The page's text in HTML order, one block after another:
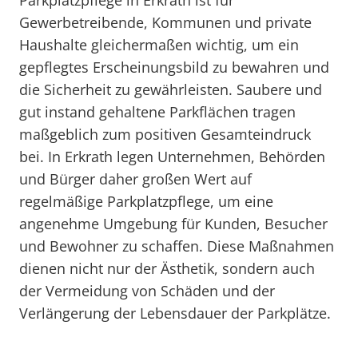
Gewerbetreibende, Kommunen und private
Haushalte gleichermaßen wichtig, um ein
gepflegtes Erscheinungsbild zu bewahren und
die Sicherheit zu gewährleisten. Saubere und
gut instand gehaltene Parkflächen tragen
maßgeblich zum positiven Gesamteindruck
bei. In Erkrath legen Unternehmen, Behörden
und Bürger daher großen Wert auf
regelmäßige Parkplatzpflege, um eine
angenehme Umgebung für Kunden, Besucher
und Bewohner zu schaffen. Diese Maßnahmen
dienen nicht nur der Ästhetik, sondern auch
der Vermeidung von Schäden und der
Verlängerung der Lebensdauer der Parkplätze.